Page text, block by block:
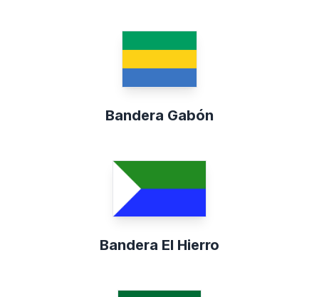
Bandera Gabón
Bandera El Hierro